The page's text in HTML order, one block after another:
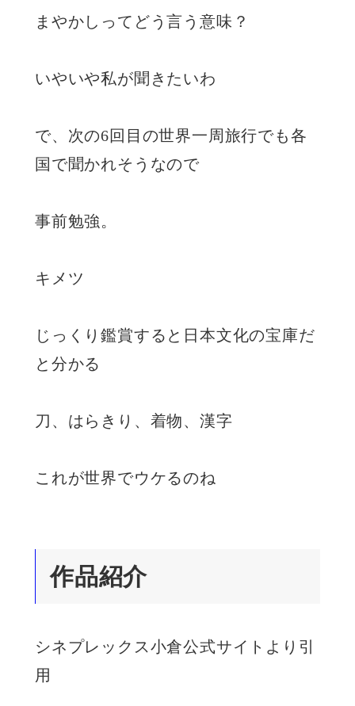
まやかしってどう言う意味？
いやいや私が聞きたいわ
で、次の6回目の世界一周旅行でも各
国で聞かれそうなので
事前勉強。
キメツ
じっくり鑑賞すると日本文化の宝庫だ
と分かる
刀、はらきり、着物、漢字
これが世界でウケるのね
作品紹介
シネプレックス小倉公式サイトより引
用